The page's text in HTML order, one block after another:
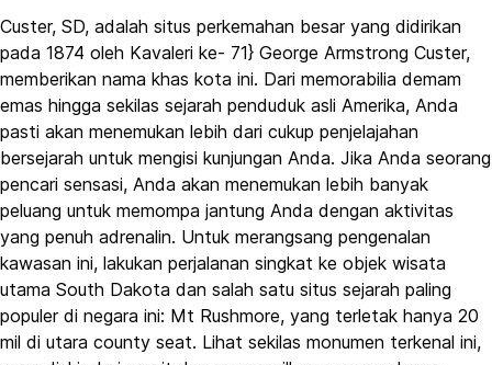
Custer, SD, adalah situs perkemahan besar yang didirikan
pada 1874 oleh Kavaleri ke- 71} George Armstrong Custer,
memberikan nama khas kota ini. Dari memorabilia demam
emas hingga sekilas sejarah penduduk asli Amerika, Anda
pasti akan menemukan lebih dari cukup penjelajahan
bersejarah untuk mengisi kunjungan Anda. Jika Anda seorang
pencari sensasi, Anda akan menemukan lebih banyak
peluang untuk memompa jantung Anda dengan aktivitas
yang penuh adrenalin. Untuk merangsang pengenalan
kawasan ini, lakukan perjalanan singkat ke objek wisata
utama South Dakota dan salah satu situs sejarah paling
populer di negara ini: Mt Rushmore, yang terletak hanya 20
mil di utara county seat. Lihat sekilas monumen terkenal ini,